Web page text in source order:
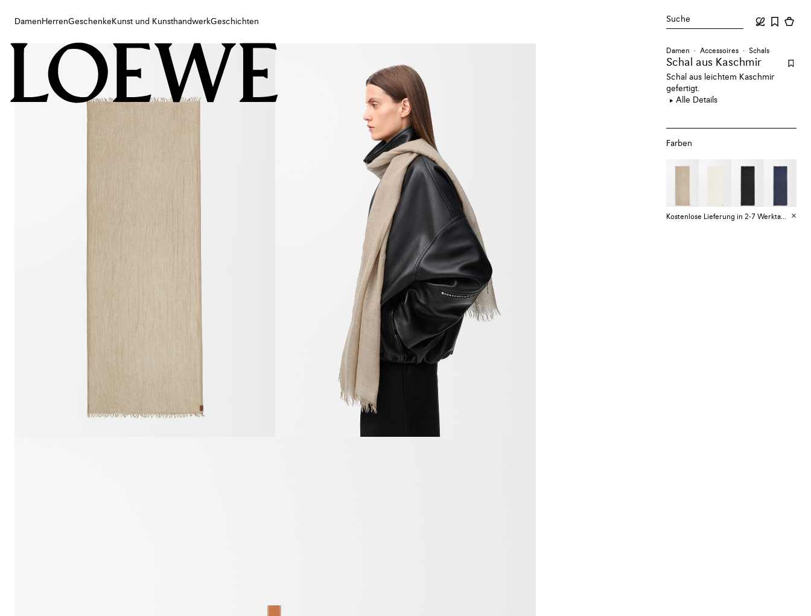
Damen HerrenGeschenke Kunst und KunsthandwerkGeschichten Suche
Damen
Geschenke
Kunst und Kunsthandwerk
Damen Accessoires Schals
Schal aus Kaschmir
Schal aus leichtem Kaschmir
gefertigt.
Alle Details
Farben
Kostenlose Lieferung in 2-7 Werktagen